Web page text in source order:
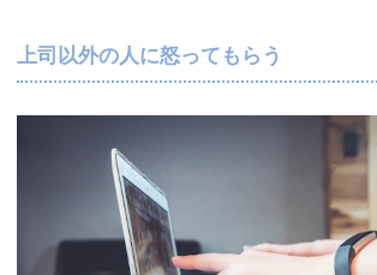
上司以外の人に怒ってもらう